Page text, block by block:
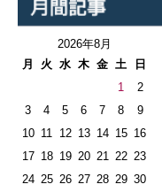
2026年8月
月
火 水 木 金 土 日
1
2
3
4 5 6 7 8
9
10 11 12 13 14 15 16
17 18 19 20 21 22 23
24 25 26 27 28 29 30